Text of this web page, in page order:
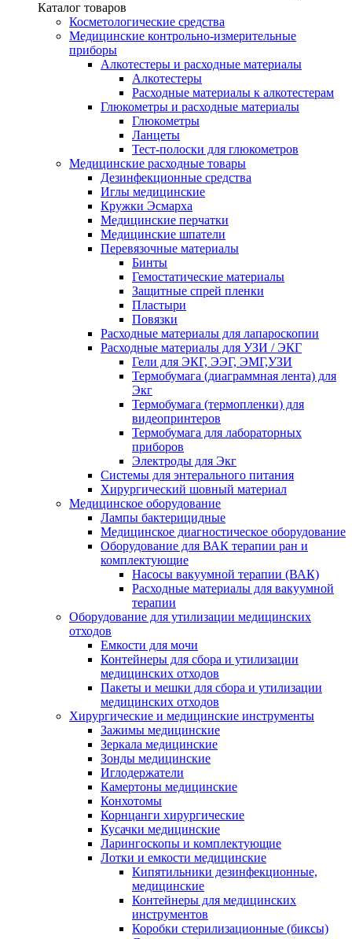
Каталог товаров
Косметологические средства
Медицинские контрольно-измерительные
приборы
Алкотестеры и расходные материалы
Алкотестеры
Расходные материалы к алкотестерам
Глюкометры и расходные материалы
Глюкометры
Ланцеты
Тест-полоски для глюкометров
Медицинские расходные товары
Дезинфекционные средства
Иглы медицинские
Кружки Эсмарха
Медицинские перчатки
Медицинские шпатели
Перевязочные материалы
Бинты
Гемостатические материалы
Защитные спрей пленки
Пластыри
Повязки
Расходные материалы для лапароскопии
Расходные материалы для УЗИ / ЭКГ
Гели для ЭКГ, ЭЭГ, ЭМГ,УЗИ
Термобумага (диаграммная лента) для
Экг
Термобумага (термопленки) для
видеопринтеров
Термобумага для лабораторных
приборов
Электроды для Экг
Системы для энтерального питания
Хирургический шовный материал
Медицинское оборудование
Лампы бактерицидные
Медицинское диагностическое оборудование
Оборудование для ВАК терапии ран и
комплектующие
Насосы вакуумной терапии (ВАК)
Расходные материалы для вакуумной
терапии
Оборудование для утилизации медицинских
отходов
Емкости для мочи
Контейнеры для сбора и утилизации
медицинских отходов
Пакеты и мешки для сбора и утилизации
медицинских отходов
Хирургические и медицинские инструменты
Зажимы медицинские
Зеркала медицинские
Зонды медицинские
Иглодержатели
Камертоны медицинские
Конхотомы
Корнцанги хирургические
Кусачки медицинские
Ларингоскопы и комплектующие
Лотки и емкости медицинские
Кипятильники дезинфекционные,
медицинские
Контейнеры для медицинских
инструментов
Коробки стерилизационные (биксы)